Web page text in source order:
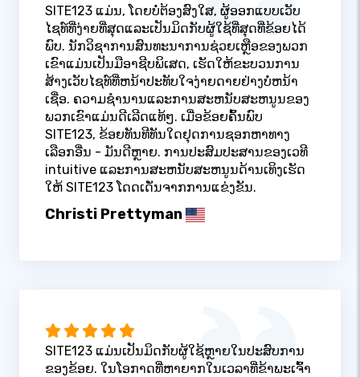
SITE123 ແມ່ນ, ໂດຍບໍ່ຕ້ອງສົງໃສ, ຜູ້ອອກແບບເວັບ
ໄຊທ໌ທີ່ງ່າຍທີ່ສຸດແລະເປັນມິດກັບຜູ້ໃຊ້ທີ່ສຸດທີ່ຂ້ອຍໄດ້
ພົບ. ນັກວິຊາການສົນທະນາການຊ່ວຍເຫຼືອຂອງພວກ
ເຂົາແມ່ນເປັນມືອາຊີບພິເສດ, ເຮັດໃຫ້ຂະບວນການ
ສ້າງເວັບໄຊທ໌ທີ່ຫນ້າປະທັບໃຈງ່າຍດາຍຢ່າງບໍ່ຫນ້າ
ເຊື່ອ. ຄວາມຊໍານານແລະການສະຫນັບສະຫນູນຂອງ
ພວກເຂົາແມ່ນດີເລີດແທ້ໆ. ເມື່ອຂ້ອຍຄົ້ນພົບ
SITE123, ຂ້ອຍທັນທີທັນໃດຢຸດການຊອກຫາທາງ
ເລືອກອື່ນ - ມັນດີຫຼາຍ. ການປະສົມປະສານຂອງເວທີ
intuitive ແລະການສະຫນັບສະຫນູນດ້ານເທິງເຮັດ
ໃຫ້ SITE123 ໂດດເດັ່ນຈາກການແຂ່ງຂັນ.
Christi Prettyman
SITE123 ແມ່ນເປັນມິດກັບຜູ້ໃຊ້ຫຼາຍໃນປະສົບການ
ຂອງຂ້ອຍ. ໃນໂອກາດທີ່ຫາຍາກໃນເວລາທີ່ຂ້າພະເຈົ້າ